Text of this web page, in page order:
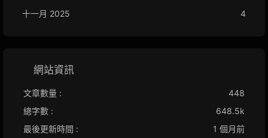
十一月 2025
4
網站資訊
文章數量 :
448
總字數 :
648.5k
最後更新時間 :
1 個月前